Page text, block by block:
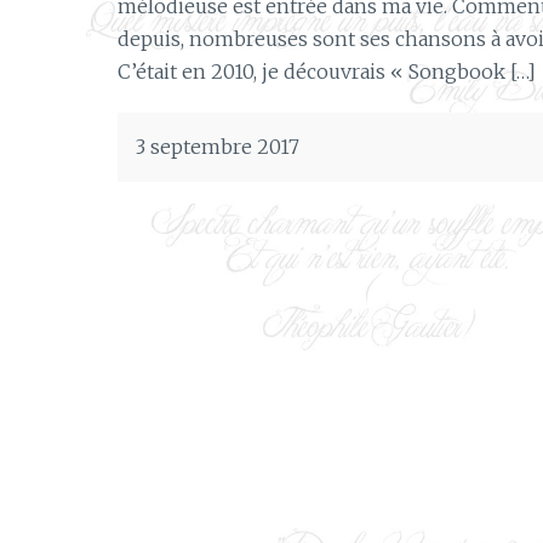
mélodieuse est entrée dans ma vie.
depuis, nombreuses sont ses chansons à
C’était en 2010, je découvrais « Songbook […]
3 septembre 2017